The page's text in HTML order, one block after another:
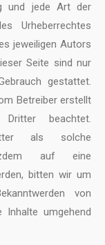
und jede Art der
Urheberrechtes
jeweiligen Autors
Seite sind nur
gestattet.
Betreiber erstellt
beachtet.
als solche
auf eine
bitten wir um
von
Inhalte umgehend